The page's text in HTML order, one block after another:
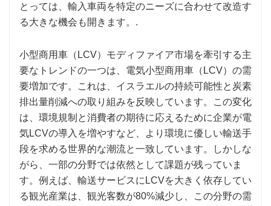
とっては、輸入車両を特定のニーズに合わせて改造す
る大きな機会も開きます。.
小型商用車（LCV）モディファイア市場を牽引する主
要なトレンドの一つは、電気小型商用車（LCV）の需
要増加です。これは、イスラエルの持続可能性と炭素
排出量削減への取り組みを反映しています。この変化
は、環境規制と消費者の期待に応えるために企業が電
気LCVの導入を増やすなど、より環境に優しい輸送手
段を求める世界的な潮流と一致しています。しかしな
がら、一部の分野では依然として課題が残っていま
す。例えば、輸送サービスにLCVを大きく依存してい
る観光産業は、観光客数が80%減少し、この分野の需